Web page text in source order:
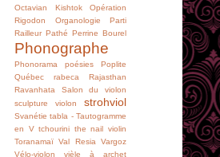
Octavian Kishtok
Opération
Rigodon
Organologie
Parti
Railleur Pathé Perrine Bourel
Phonographe
Phonorama poésies
Poplite
Québec
rabeca
Rajasthan
Ravanhata
Salon du violon
sculpture violon
strohviol
Svanétie tabla - Tautogramme
en V tchourini the nail violin
Toranamaï Val Resia
Vargoz
Vélo-violon
vièle à archet